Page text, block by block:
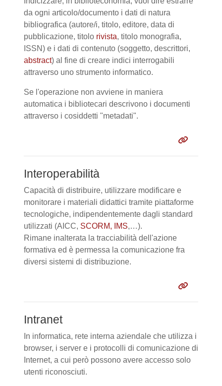
da ogni articolo/documento i dati di natura
bibliografica (autore/i, titolo, editore, data di
pubblicazione, titolo rivista, titolo monografia,
ISSN) e i dati di contenuto (soggetto, descrittori,
abstract) al fine di creare indici interrogabili
attraverso uno strumento informatico.
Se l'operazione non avviene in maniera
automatica i bibliotecari descrivono i documenti
attraverso i cosiddetti "metadati".
Interoperabilità
Capacità di distribuire, utilizzare modificare e
monitorare i materiali didattici tramite piattaforme
tecnologiche, indipendentemente dagli standard
utilizzati (AICC, SCORM, IMS,…).
Rimane inalterata la tracciabilità dell'azione
formativa ed è permessa la comunicazione fra
diversi sistemi di distribuzione.
Intranet
In informatica, rete interna aziendale che utilizza i
browser, i server e i protocolli di comunicazione di
Internet, a cui però possono avere accesso solo
utenti riconosciuti.